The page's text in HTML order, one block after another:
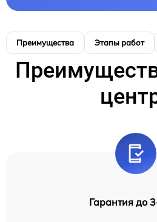
Преимущества Этапы работ
Гарантия до